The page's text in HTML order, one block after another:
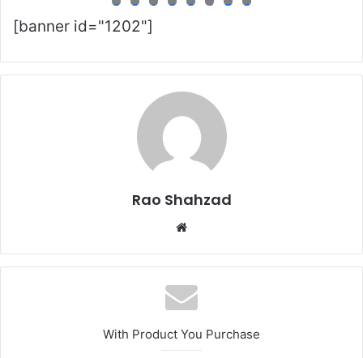
9 0 1 2 3 4 5 6
[banner id="1202"]
Rao Shahzad
Website
With Product You Purchase